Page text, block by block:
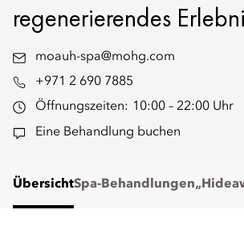
regenerierendes
moauh-spa@mohg.com
+971 2 690 7885
Öffnungszeiten: 10:00 – 22:00 Uhr
Eine Behandlung buchen
ÜbersichtSpa-Behandlungen